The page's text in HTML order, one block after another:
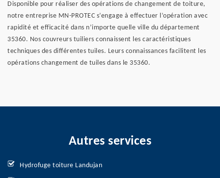
Disponible pour réaliser des opérations de changement de toiture,
notre entreprise MN-PROTEC s’engage à effectuer l’opération avec
rapidité et efficacité dans n’importe quelle ville du département
35360. Nos couvreurs tuiliers connaissent les caractéristiques
techniques des différentes tuiles. Leurs connaissances facilitent les
opérations changement de tuiles dans le 35360.
Autres services
Hydrofuge toiture Landujan